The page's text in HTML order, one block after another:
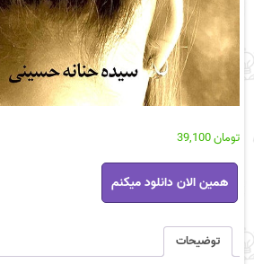
تومان39,100
رمان
آغوش
ممنوعه
عدد
همین الان دانلود میکنم
توضیحات